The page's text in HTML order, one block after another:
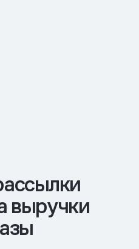
выручки